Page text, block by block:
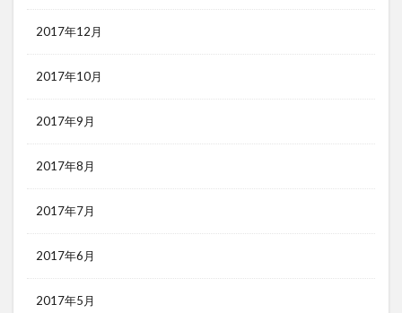
2017年12月
2017年10月
2017年9月
2017年8月
2017年7月
2017年6月
2017年5月